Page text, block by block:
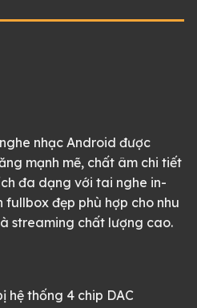
nhạc Android được
mạnh mẽ, chất âm chi tiết
đa dạng với tai nghe in-
fullbox đẹp phù hợp cho nhu
streaming chất lượng cao.
hệ thống 4 chip DAC